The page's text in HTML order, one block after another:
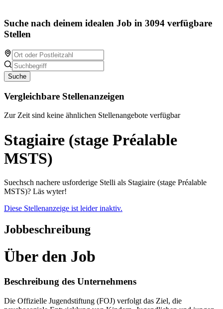
Suche nach deinem idealen Job in 3094 verfügbare
Stellen
Suche
Vergleichbare Stellenanzeigen
Zur Zeit sind keine ähnlichen Stellenangebote verfügbar
Stagiaire (stage Préalable
MSTS)
Suechsch nachere usforderige Stelli als Stagiaire (stage Préalable
MSTS)? Läs wyter!
Diese Stellenanzeige ist leider inaktiv.
Jobbeschreibung
Über den Job
Beschreibung des Unternehmens
Die Offizielle Jugendstiftung (FOJ) verfolgt das Ziel, die